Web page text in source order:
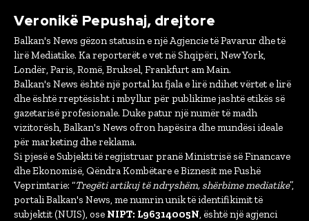
Veronikë Pepushaj, drejtore
Balkan's News gëzon statusin e një Agjencie të Pavarur dhe të
lirë Mediatike. Ka reporterët e vet në Shqipëri, New York,
Londër, Paris, Romë, Bruksel, Frankfurt am Main.
Balkan's News është një portal ku fjala e lirë ndihet vërtet e lirë
dhe është rreptësisht i mbyllur për publikime jashtë etikës së
gazetarisë profesionale. Duke patur një numër të madh
vizitorësh, Balkan's News ofron hapësira dhe mundësi ideale
për marketing dhe reklama.
Si pjesë e Subjekti të regjistruar pranë Ministrisë së Financave
dhe Ekonomisë, Qëndra Kombëtare e Biznesit me Fushë
Veprimtarie: “Tregëti artikuj të ndryshëm, shërbime mediatike”,
portali Balkan's News, me numrin unik të identifikimit të
subjektit (NUIS), ose NIPT: L96314005N, është një agjenci